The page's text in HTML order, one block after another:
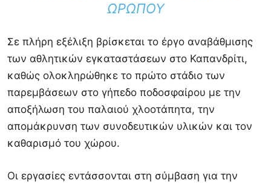
ΩΡΩΠΟΎ
Σε πλήρη εξέλιξη βρίσκεται το έργο αναβάθμισης
των αθλητικών εγκαταστάσεων στο Καπανδρίτι,
καθώς ολοκληρώθηκε το πρώτο στάδιο των
παρεμβάσεων στο γήπεδο ποδοσφαίρου με την
αποξήλωση του παλαιού χλοοτάπητα, την
απομάκρυνση των συνοδευτικών υλικών και τον
καθαρισμό του χώρου.
Οι εργασίες εντάσσονται στη σύμβαση για την